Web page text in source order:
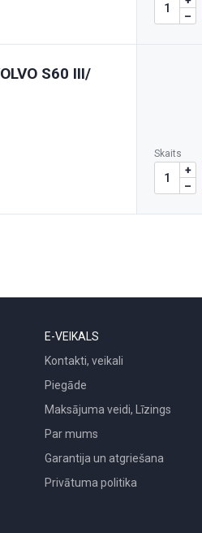
S60 III/
Skaits
E-VEIKALS
Kontakti, veikali
Piegāde
Maksājuma veidi, Līzings
Par mums
Garantija un atgriešana
Privātuma politika